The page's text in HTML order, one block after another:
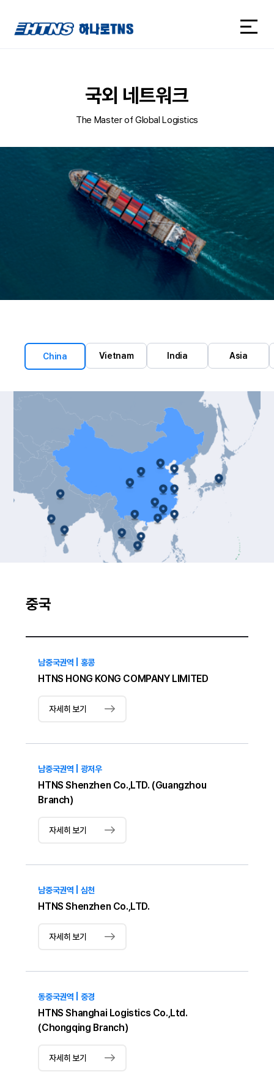
하나로TNS
국외 네트워크
The Master of Global Logistics
China Vietnam India Asia
중국
남중국권역 | 홍콩
HTNS HONG KONG COMPANY LIMITED
자세히 보기
남중국권역 | 광저우
HTNS Shenzhen Co.,LTD. (Guangzhou
Branch)
자세히 보기
남중국권역 | 심천
HTNS Shenzhen Co.,LTD.
자세히 보기
동중국권역 | 중경
HTNS Shanghai Logistics Co.,Ltd.
(Chongqing Branch)
자세히 보기